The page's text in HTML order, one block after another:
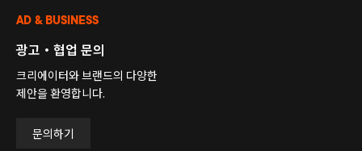
AD & BUSINESS
광고・협업 문의
크리에이터와 브랜드의 다양한
제안을 환영합니다.
문의하기